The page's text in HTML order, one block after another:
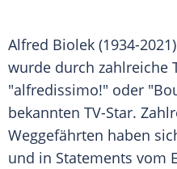
Alfred Biolek (1934-
wurde durch zahlreiche
"alfredissimo!" oder
bekannten TV-Star.
Weggefährten haben
und in Statements vom